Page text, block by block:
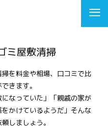
ミ屋敷清掃
を料金や相場、口コミで比
きます。
なっていた」「親戚の家が
かけているようだ」そんな
しましょう。